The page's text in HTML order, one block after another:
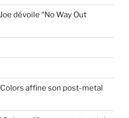
dévoile “No Way Out
affine son post-metal